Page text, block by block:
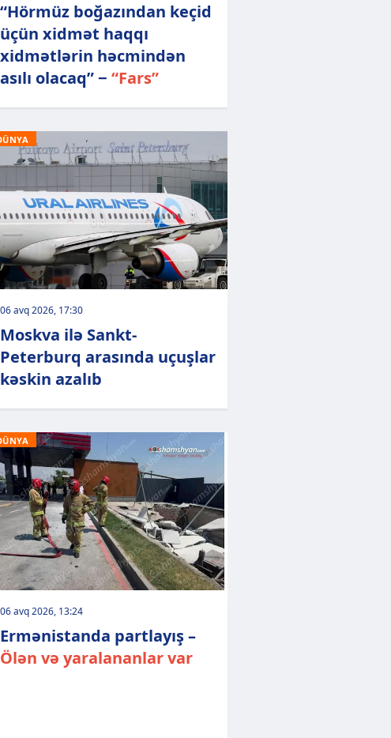
“Hörmüz boğazından keçid
üçün xidmət haqqı
xidmətlərin həcmindən
asılı olacaq” − “Fars”
06 avq 2026, 17:30
Moskva ilə Sankt-
Peterburq arasında uçuşlar
kəskin azalıb
06 avq 2026, 13:24
Ermənistanda partlayış –
Ölən və yaralananlar var